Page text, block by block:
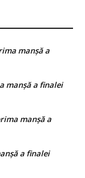
manșă a
manșă a finalei
manșă a
a finalei